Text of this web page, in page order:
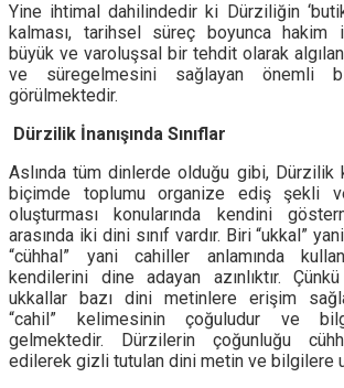
Yine ihtimal dahilindedir ki Dürziliğin
kalması, tarihsel süreç boyunca hakim
büyük ve varoluşsal bir tehdit olarak
ve süregelmesini sağlayan önemli
görülmektedir.
Dürzilik İnanışında Sınıflar
Aslında tüm dinlerde olduğu gibi, Dürzilik
biçimde toplumu organize ediş şekli
oluşturması konularında kendini
arasında iki dini sınıf vardır. Biri “ukkal”
“cühhal” yani cahiller anlamında
kendilerini dine adayan azınlıktır.
ukkallar bazı dini metinlere erişim
“cahil” kelimesinin çoğuludur ve
gelmektedir. Dürzilerin çoğunluğu
edilerek gizli tutulan dini metin ve bilgilere